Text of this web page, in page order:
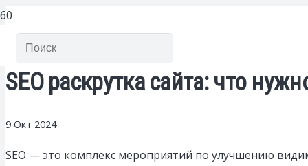
SEO раскрутка сайта: что
9 Окт 2024
SEO — это комплекс мероприятий по улучшению